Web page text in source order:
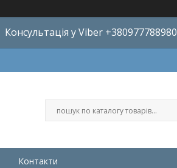
Консультація у Viber +380977788980
Контакти